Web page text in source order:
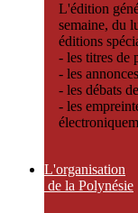
L'édition
semaine, du
éditions
- les titres de
- les
- les débats
- les
L'organisation
de la Polynésie